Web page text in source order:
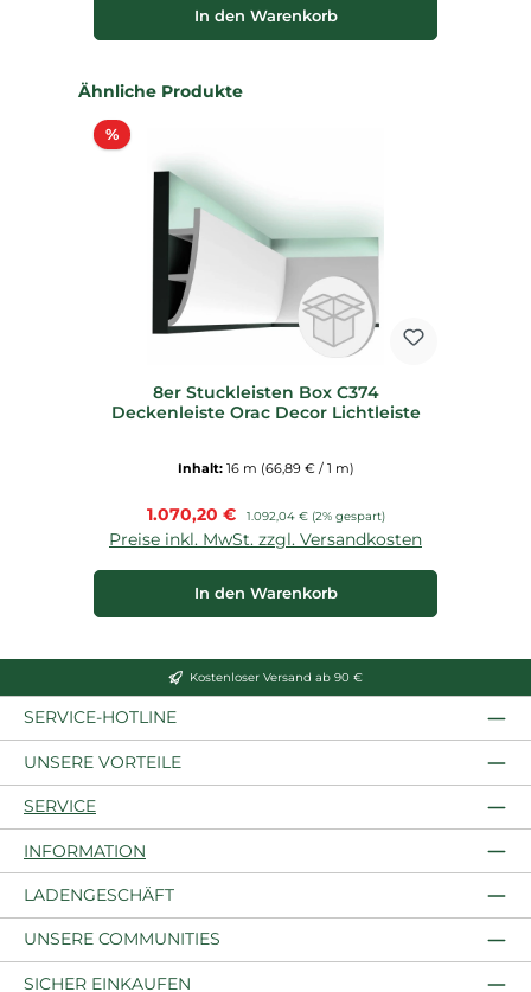
In den Warenkorb
Produktgalerie überspringen
Ähnliche Produkte
%Rabatt
8er Stuckleisten Box C374
Deckenleiste Orac Decor Lichtleiste
Inhalt: 16 m (66,89 € / 1 m)
Verkaufspreis:
1.070,20 € Regulärer Preis:
1.092,04 € (2% gespart)
Preise inkl. MwSt. zzgl. Versandkosten
In den Warenkorb
Kostenloser Versand ab 90 €
SERVICE-HOTLINE
UNSERE VORTEILE
SERVICE
INFORMATION
LADENGESCHÄFT
UNSERE COMMUNITIES
SICHER EINKAUFEN